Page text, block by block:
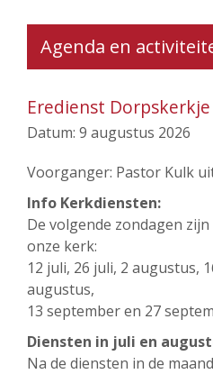
Agenda en
Eredienst
Datum: 9 augustus 2026
Voorganger: Pastor Kulk
Info Kerkdiensten:
De volgende zondagen
onze kerk:
12 juli, 26 juli, 2 augustus,
augustus,
13 september en 27
Diensten in juli en
Na de diensten in de